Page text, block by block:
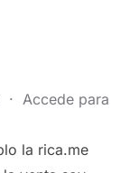
· Accede para
la rica.me